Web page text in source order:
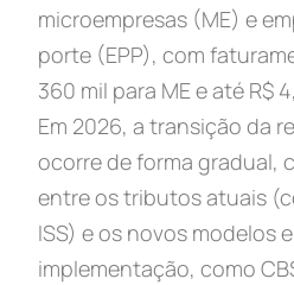
microempresas (ME) e
porte (EPP), com
360 mil para ME e até R$
Em 2026, a transição da
ocorre de forma gradual,
entre os tributos atuais
ISS) e os novos modelos
implementação, como